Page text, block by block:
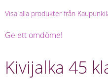
Visa alla produkter från
Ge ett omdöme!
Kivijalka 45